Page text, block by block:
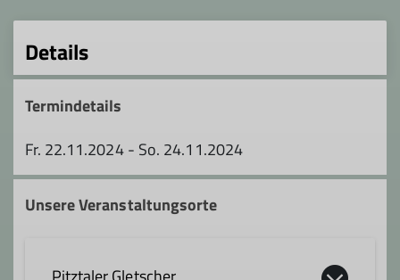
Details
Termindetails
Fr. 22.11.2024 - So. 24.11.2024
Unsere Veranstaltungsorte